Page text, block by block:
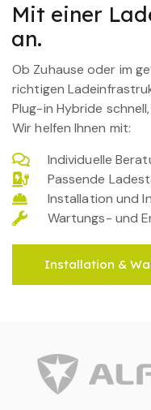
Mit einer
an.
Ob Zuhause oder im
richtigen
Plug-in Hybride
Wir helfen Ihnen mit:
Individuelle
Passende
Installation und
Wartungs- und
Installation &